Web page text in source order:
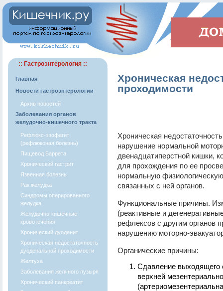
:: Гастроэнтерология ::
Главная
Новости гастроэнтерологии
Архив новостей
Заболевания органов
желудочно-кишечного тракта
Рефлюкс-эзофагит
(рефлюксная болезнь)
Пищевод Баррета
Хронический гастрит
Язвенная болезнь
Рак желудка
Синдромы оперированного
желудка
Желудочно-кишечные
кровотечения
Хронический дуоденит
Хроническая недостаточность
дуоденальной проходимости
Желтуха
Заболевания желчного пузыря
Хронический панкреатит
Хроническая
проходимости
Хроническая
нарушение нормальной
двенадцатиперстной кишки,
для прохождения по ее
нормальную
связанных с ней органов.
Функциональные причины.
(реактивные и
рефлексов с другим органов
нарушению моторно-
Органические причины:
Сдавление выходящего
верхней